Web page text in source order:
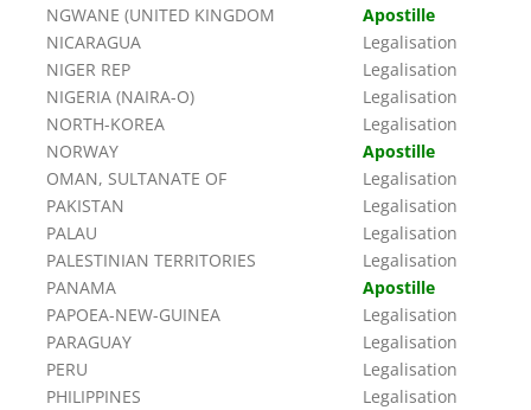
NGWANE (UNITED KINGDOM
Apostille
NICARAGUA
Legalisation
NIGER REP
Legalisation
NIGERIA (NAIRA-O)
Legalisation
NORTH-KOREA
Legalisation
NORWAY
Apostille
OMAN, SULTANATE OF
Legalisation
PAKISTAN
Legalisation
PALAU
Legalisation
PALESTINIAN TERRITORIES
Legalisation
PANAMA
Apostille
PAPOEA-NEW-GUINEA
Legalisation
PARAGUAY
Legalisation
PERU
Legalisation
PHILIPPINES
Legalisation